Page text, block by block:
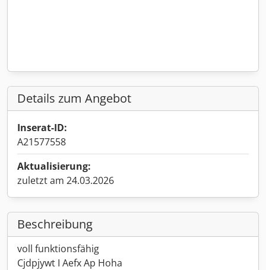
Details zum Angebot
Inserat-ID:
A21577558
Aktualisierung:
zuletzt am 24.03.2026
Beschreibung
voll funktionsfähig
Cjdpjywt I Aefx Ap Hoha